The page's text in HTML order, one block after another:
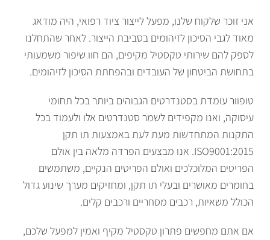
אני זוכר שלקוח שלנו, מפעל לייצור ציוד רפואי, היה מודאג
מאוד לגבי הסיכון לזיהומים בסביבת הייצור. לאחר שהתחלנו
לספק להם שירותי טקסטיל מקיפים, הם חוו שיפור משמעותי
בתחושת הביטחון של העובדים ובהפחתת הסיכון לזיהומים.
טופוור עומדת בסטנדרטים הגבוהים ביותר בכל תחומי
עיסוקה, ואנו מקפידים לשמר סטנדרטים אלו ולעמוד בכל
התקנות המתחדשות מעת לעת באמצעות תו תקן
ISO9001:2015. אנו מבצעים הפרדה מלאה בין אולם
הפריטים המלוכלכים ואולם הפריטים הנקיים, משתמשים
בחומרים מאושרים ובעלי תו תקן, ומחזיקים מערך שינוע גדול
הכולל משאיות, רכבים מסחריים ורכבים קלים.
אם אתם מחפשים פתרון טקסטיל מקיף ואמין למפעל שלכם,